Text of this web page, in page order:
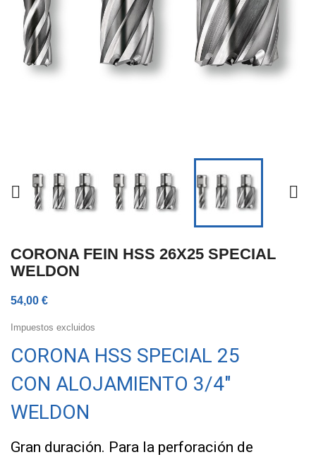
 
CORONA FEIN HSS 26X25 SPECIAL
WELDON
54,00 €
Impuestos excluidos
CORONA HSS SPECIAL 25
CON ALOJAMIENTO 3/4"
WELDON
Gran duración. Para la perforación de